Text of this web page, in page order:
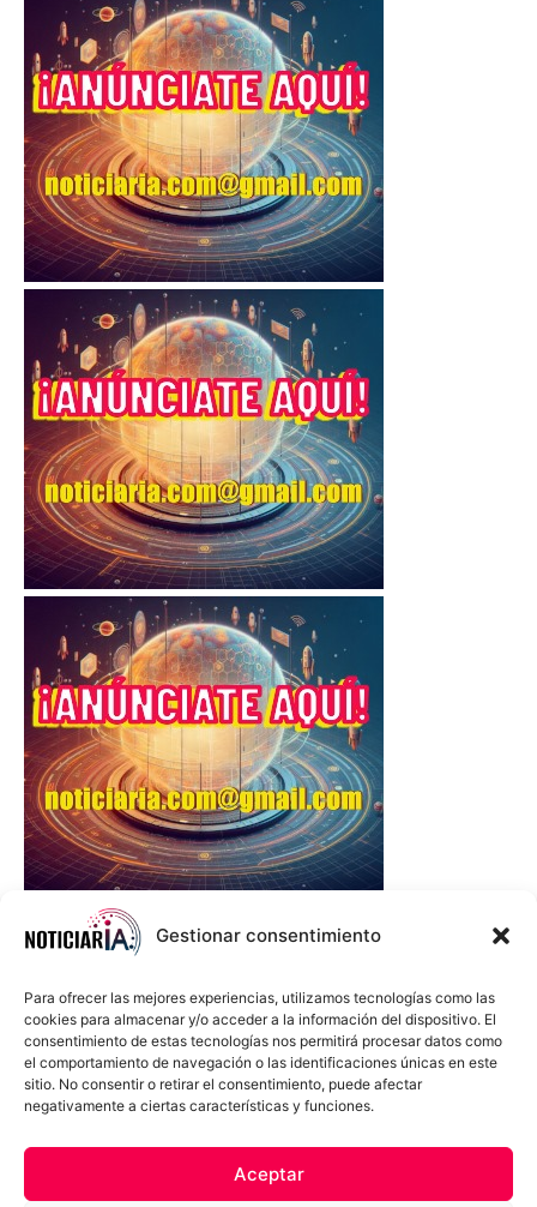
Gestionar consentimiento
Para ofrecer las mejores experiencias, utilizamos tecnologías como las
cookies para almacenar y/o acceder a la información del dispositivo. El
consentimiento de estas tecnologías nos permitirá procesar datos como
el comportamiento de navegación o las identificaciones únicas en este
sitio. No consentir o retirar el consentimiento, puede afectar
negativamente a ciertas características y funciones.
Aceptar
Política de cookies